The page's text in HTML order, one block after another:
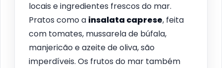
locais e ingredientes frescos do mar.
Pratos como a insalata caprese, feita
com tomates, mussarela de búfala,
manjericão e azeite de oliva, são
imperdíveis. Os frutos do mar também